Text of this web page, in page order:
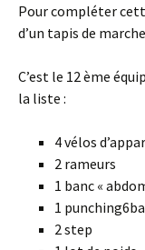
Pour compléter
d’un tapis de
C’est le 12 ème
la liste :
4 vélos
2 rameurs
1 banc «
1
2 step